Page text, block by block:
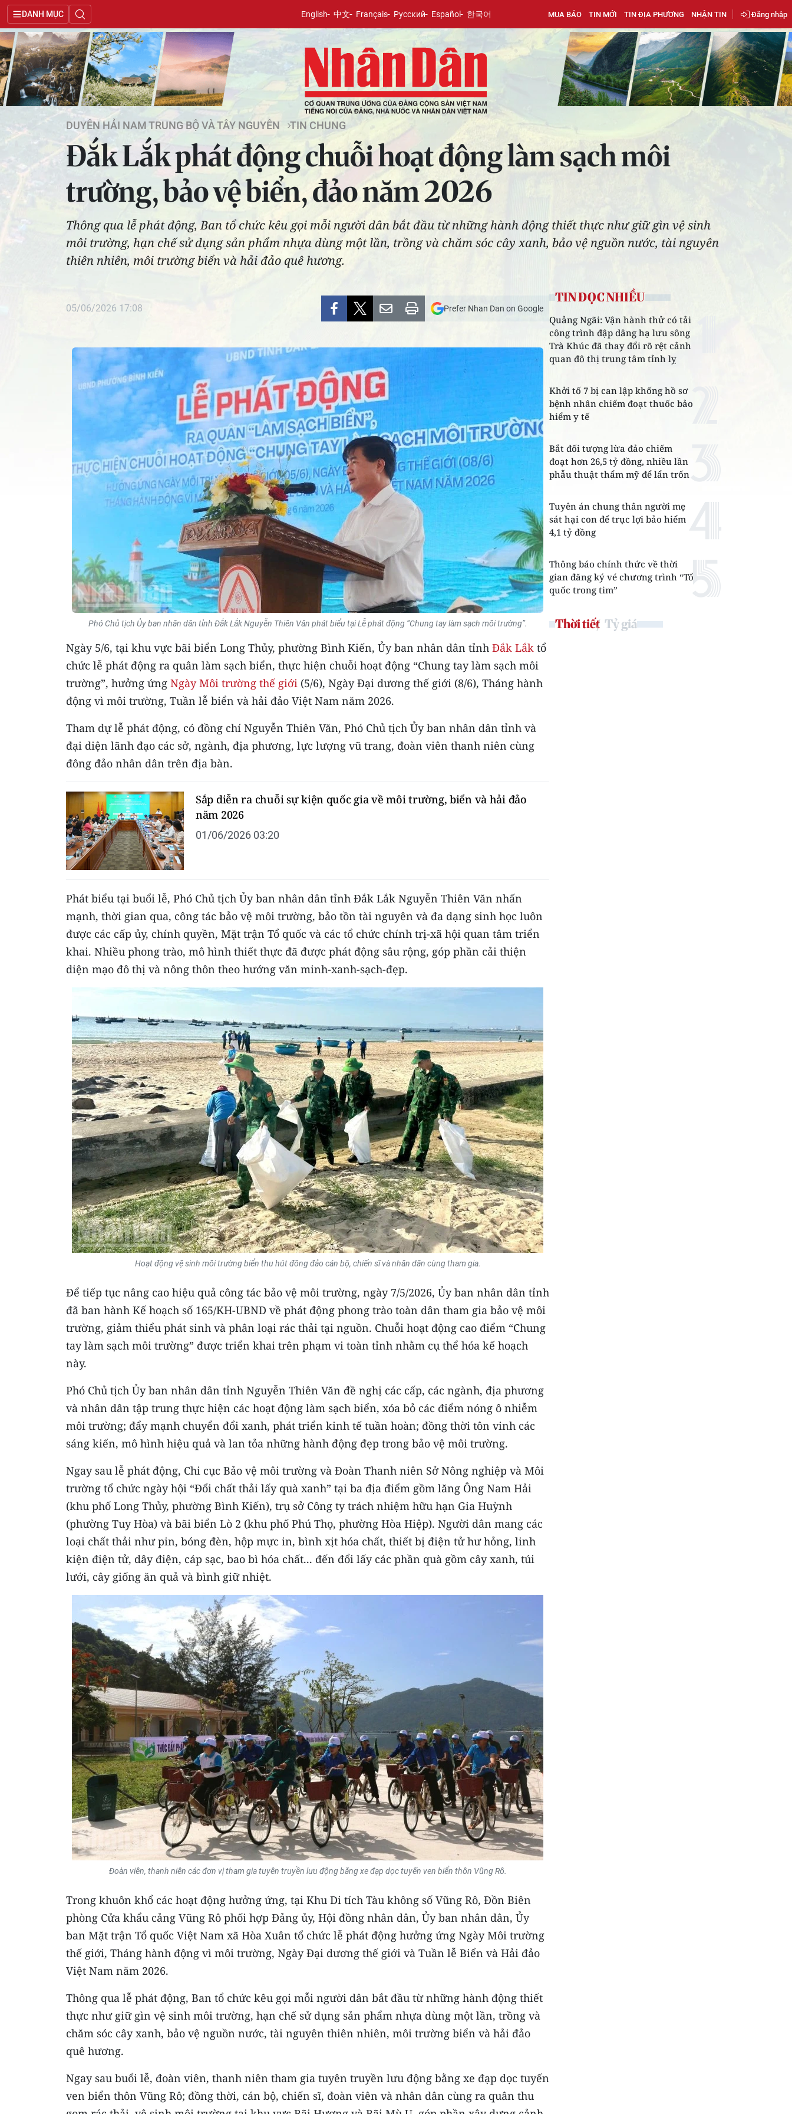
DANH MỤC English 中文 Français Русский Español 한국어 MUA BÁO TIN MỚI TIN ĐỊA PHƯƠNG NHẬN TIN Đăng nhập
DUYÊN HẢI NAM TRUNG BỘ VÀ TÂY NGUYÊN TIN CHUNG
Đắk Lắk phát động chuỗi hoạt động làm sạch môi
trường, bảo vệ biển, đảo năm 2026
Thông qua lễ phát động, Ban tổ chức kêu gọi mỗi người dân bắt đầu từ những hành động thiết thực như giữ gìn vệ sinh
môi trường, hạn chế sử dụng sản phẩm nhựa dùng một lần, trồng và chăm sóc cây xanh, bảo vệ nguồn nước, tài nguyên
thiên nhiên, môi trường biển và hải đảo quê hương.
05/06/2026 17:08 Prefer Nhan Dan on Google
Phó Chủ tịch Ủy ban nhân dân tỉnh Đắk Lắk Nguyễn Thiên Văn phát biểu tại Lễ phát động “Chung tay làm sạch môi trường”.
Ngày 5/6, tại khu vực bãi biển Long Thủy, phường Bình Kiến, Ủy ban nhân dân tỉnh Đắk Lắk tổ
chức lễ phát động ra quân làm sạch biển, thực hiện chuỗi hoạt động “Chung tay làm sạch môi
trường”, hưởng ứng Ngày Môi trường thế giới (5/6), Ngày Đại dương thế giới (8/6), Tháng hành
động vì môi trường, Tuần lễ biển và hải đảo Việt Nam năm 2026.
Tham dự lễ phát động, có đồng chí Nguyễn Thiên Văn, Phó Chủ tịch Ủy ban nhân dân tỉnh và
đại diện lãnh đạo các sở, ngành, địa phương, lực lượng vũ trang, đoàn viên thanh niên cùng
đông đảo nhân dân trên địa bàn.
Sắp diễn ra chuỗi sự kiện quốc gia về môi trường, biển và hải đảo
năm 2026
01/06/2026 03:20
Phát biểu tại buổi lễ, Phó Chủ tịch Ủy ban nhân dân tỉnh Đắk Lắk Nguyễn Thiên Văn nhấn
mạnh, thời gian qua, công tác bảo vệ môi trường, bảo tồn tài nguyên và đa dạng sinh học luôn
được các cấp ủy, chính quyền, Mặt trận Tổ quốc và các tổ chức chính trị-xã hội quan tâm triển
khai. Nhiều phong trào, mô hình thiết thực đã được phát động sâu rộng, góp phần cải thiện
diện mạo đô thị và nông thôn theo hướng văn minh-xanh-sạch-đẹp.
Hoạt động vệ sinh môi trường biển thu hút đông đảo cán bộ, chiến sĩ và nhân dân cùng tham gia.
Để tiếp tục nâng cao hiệu quả công tác bảo vệ môi trường, ngày 7/5/2026, Ủy ban nhân dân tỉnh
đã ban hành Kế hoạch số 165/KH-UBND về phát động phong trào toàn dân tham gia bảo vệ môi
trường, giảm thiểu phát sinh và phân loại rác thải tại nguồn. Chuỗi hoạt động cao điểm “Chung
tay làm sạch môi trường” được triển khai trên phạm vi toàn tỉnh nhằm cụ thể hóa kế hoạch
này.
Phó Chủ tịch Ủy ban nhân dân tỉnh Nguyễn Thiên Văn đề nghị các cấp, các ngành, địa phương
và nhân dân tập trung thực hiện các hoạt động làm sạch biển, xóa bỏ các điểm nóng ô nhiễm
môi trường; đẩy mạnh chuyển đổi xanh, phát triển kinh tế tuần hoàn; đồng thời tôn vinh các
sáng kiến, mô hình hiệu quả và lan tỏa những hành động đẹp trong bảo vệ môi trường.
Ngay sau lễ phát động, Chi cục Bảo vệ môi trường và Đoàn Thanh niên Sở Nông nghiệp và Môi
trường tổ chức ngày hội “Đổi chất thải lấy quà xanh” tại ba địa điểm gồm lăng Ông Nam Hải
(khu phố Long Thủy, phường Bình Kiến), trụ sở Công ty trách nhiệm hữu hạn Gia Huỳnh
(phường Tuy Hòa) và bãi biển Lò 2 (khu phố Phú Thọ, phường Hòa Hiệp). Người dân mang các
loại chất thải như pin, bóng đèn, hộp mực in, bình xịt hóa chất, thiết bị điện tử hư hỏng, linh
kiện điện tử, dây điện, cáp sạc, bao bì hóa chất... đến đổi lấy các phần quà gồm cây xanh, túi
lưới, cây giống ăn quả và bình giữ nhiệt.
Đoàn viên, thanh niên các đơn vị tham gia tuyên truyền lưu động bằng xe đạp dọc tuyến ven biển thôn Vũng Rô.
Trong khuôn khổ các hoạt động hưởng ứng, tại Khu Di tích Tàu không số Vũng Rô, Đồn Biên
phòng Cửa khẩu cảng Vũng Rô phối hợp Đảng ủy, Hội đồng nhân dân, Ủy ban nhân dân, Ủy
ban Mặt trận Tổ quốc Việt Nam xã Hòa Xuân tổ chức lễ phát động hưởng ứng Ngày Môi trường
thế giới, Tháng hành động vì môi trường, Ngày Đại dương thế giới và Tuần lễ Biển và Hải đảo
Việt Nam năm 2026.
Thông qua lễ phát động, Ban tổ chức kêu gọi mỗi người dân bắt đầu từ những hành động thiết
thực như giữ gìn vệ sinh môi trường, hạn chế sử dụng sản phẩm nhựa dùng một lần, trồng và
chăm sóc cây xanh, bảo vệ nguồn nước, tài nguyên thiên nhiên, môi trường biển và hải đảo
quê hương.
Ngay sau buổi lễ, đoàn viên, thanh niên tham gia tuyên truyền lưu động bằng xe đạp dọc tuyến
ven biển thôn Vũng Rô; đồng thời, cán bộ, chiến sĩ, đoàn viên và nhân dân cùng ra quân thu
TIN ĐỌC NHIỀU
Quảng Ngãi: Vận hành thử có tải
công trình đập dâng hạ lưu sông
Trà Khúc đã thay đổi rõ rệt cảnh
quan đô thị trung tâm tỉnh lỵ
Khởi tố 7 bị can lập khống hồ sơ
bệnh nhân chiếm đoạt thuốc bảo
hiểm y tế
Bắt đối tượng lừa đảo chiếm
đoạt hơn 26,5 tỷ đồng, nhiều lần
phẫu thuật thẩm mỹ để lẩn trốn
Tuyên án chung thân người mẹ
sát hại con để trục lợi bảo hiểm
4,1 tỷ đồng
Thông báo chính thức về thời
gian đăng ký vé chương trình “Tổ
quốc trong tim”
Thời tiết Tỷ giá